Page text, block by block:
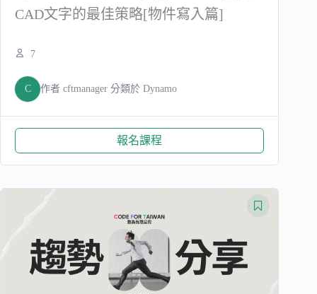
CAD文字的最佳策略[物件寫入篇]
7
C 作者 cftmanager 分類於 Dynamo
報名課程